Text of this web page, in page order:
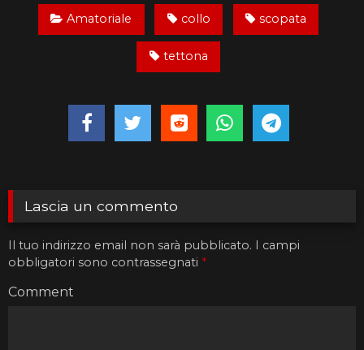
Amatoriale collo scopata
tettona
Lascia un commento
Il tuo indirizzo email non sarà pubblicato. I campi
obbligatori sono contrassegnati *
Comment